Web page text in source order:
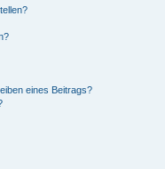
eines Beitrags?